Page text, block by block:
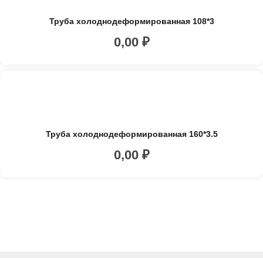
Труба холоднодеформированная 108*3
0,00 ₽
Труба холоднодеформированная 160*3.5
0,00 ₽